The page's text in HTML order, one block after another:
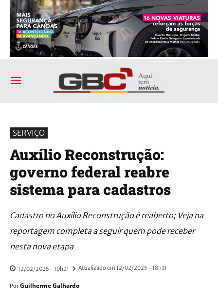
SERVIÇO
Auxílio Reconstrução:
governo federal reabre
sistema para cadastros
Cadastro no Auxílio Reconstrução é reaberto; Veja na
reportagem completa a seguir quem pode receber
nesta nova etapa
12/02/2025 - 10h21 Atualizado em 12/02/2025 - 18h31
Por Guilherme Galhardo